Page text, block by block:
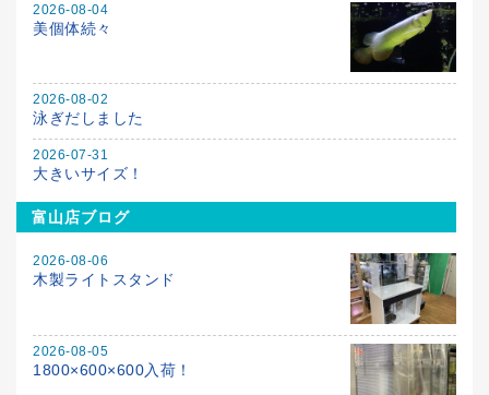
2026-08-04
美個体続々
2026-08-02
泳ぎだしました
2026-07-31
大きいサイズ！
富山店ブログ
2026-08-06
木製ライトスタンド
2026-08-05
1800×600×600入荷！